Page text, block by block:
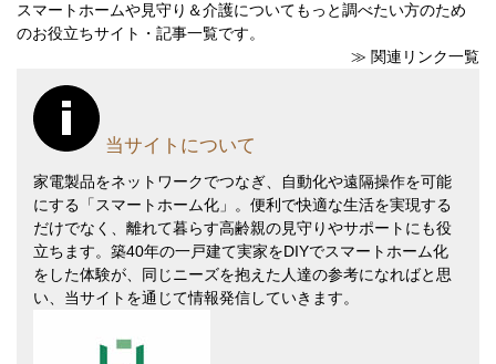
スマートホームや見守り＆介護についてもっと調べたい方のため
のお役立ちサイト・記事一覧です。
≫ 関連リンク一覧
当サイトについて
家電製品をネットワークでつなぎ、自動化や遠隔操作を可能
にする「スマートホーム化」。便利で快適な生活を実現する
だけでなく、離れて暮らす高齢親の見守りやサポートにも役
立ちます。築40年の一戸建て実家をDIYでスマートホーム化
をした体験が、同じニーズを抱えた人達の参考になればと思
い、当サイトを通じて情報発信していきます。